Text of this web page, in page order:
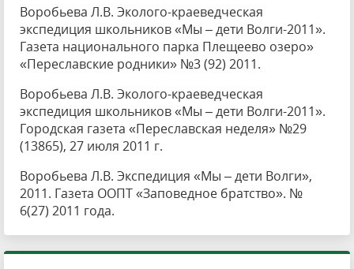
Воробьева Л.В. Эколого-краеведческая
экспедиция школьников «Мы – дети Волги-2011».
Газета национального парка Плещеево озеро»
«Переславские родники» №3 (92) 2011.
Воробьева Л.В. Эколого-краеведческая
экспедиция школьников «Мы – дети Волги-2011».
Городская газета «Переславская неделя» №29
(13865), 27 июля 2011 г.
Воробьева Л.В. Экспедиция «Мы – дети Волги»,
2011. Газета ООПТ «Заповедное братство». №
6(27) 2011 года.